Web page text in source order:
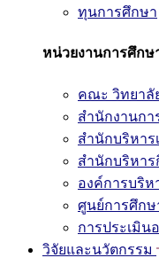
ทุนการศึกษา
หน่วยงานการศึกษ
คณะ วิทยาลั
สำนักงานกา
สำนักบริหาร
สำนักบริหา
องค์การบริห
ศูนย์การศึกษ
การประเมิน
วิจัยและนวัตกรรม